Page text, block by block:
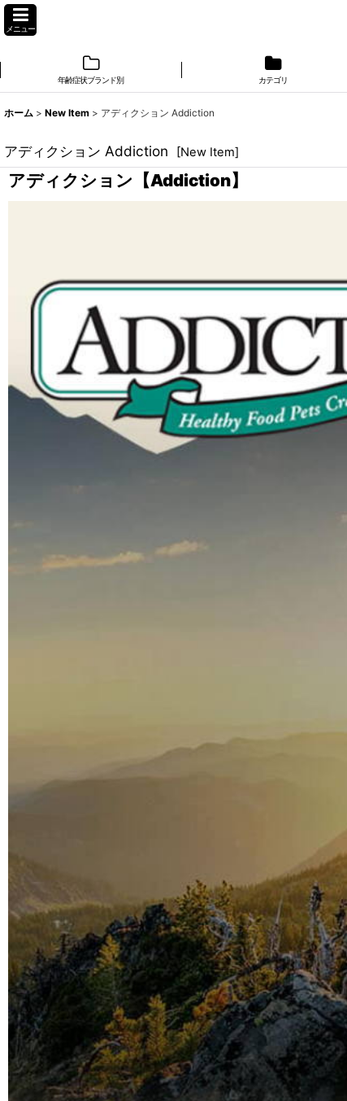
メニュー
年齢症状ブランド別 カテゴリ
ホーム > New Item > アディクション Addiction
アディクション Addiction [New Item]
アディクション【Addiction】